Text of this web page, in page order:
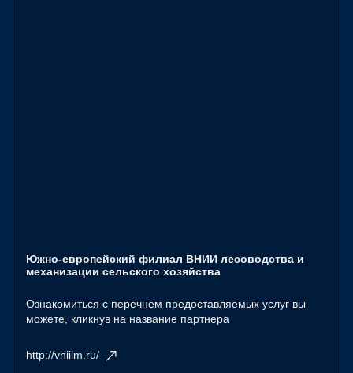
Южно-европейский филиал ВНИИ лесоводства и
механизации сельского хозяйства
Ознакомиться с перечнем предоставляемых услуг вы
можете, кликнув на название партнера
http://vniilm.ru/